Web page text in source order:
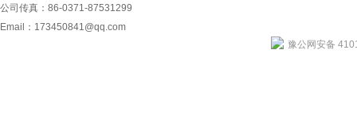
公司传真：86-0371-87531299
Email： 173450841@qq.com
豫公网安备